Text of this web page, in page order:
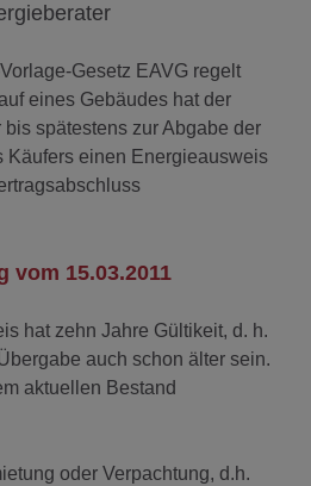
Gesetz EAVG regelt
eines Gebäudes hat der
spätestens zur Abgabe der
Käufers einen Energieausweis
vom 15.03.2011
hat zehn Jahre Gültikeit, d. h.
auch schon älter sein.
aktuellen Bestand
oder Verpachtung, d.h.